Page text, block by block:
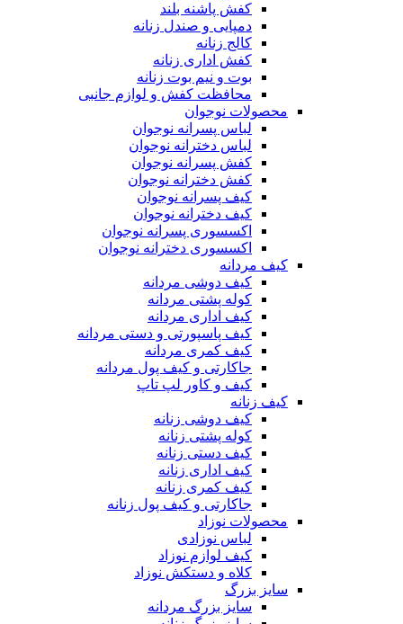
کفش پاشنه بلند
دمپایی و صندل زنانه
کالج زنانه
کفش اداری زنانه
بوت و نیم بوت زنانه
محافظت کفش و لوازم جانبی
محصولات نوجوان
لباس پسرانه نوجوان
لباس دخترانه نوجوان
کفش پسرانه نوجوان
کفش دخترانه نوجوان
کیف پسرانه نوجوان
کیف دخترانه نوجوان
اکسسوری پسرانه نوجوان
اکسسوری دخترانه نوجوان
کیف مردانه
کیف دوشی مردانه
کوله پشتی مردانه
کیف اداری مردانه
کیف پاسپورتی و دستی مردانه
کیف کمری مردانه
جاکارتی و کیف پول مردانه
کیف و کاور لپ تاپ
کیف زنانه
کیف دوشی زنانه
کوله پشتی زنانه
کیف دستی زنانه
کیف اداری زنانه
کیف کمری زنانه
جاکارتی و کیف پول زنانه
محصولات نوزاد
لباس نوزادی
کیف لوازم نوزاد
کلاه و دستکش نوزاد
سایز بزرگ
سایز بزرگ مردانه